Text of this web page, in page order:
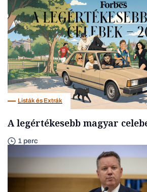
Listák és Extrák
A legértékesebb magyar
1 perc